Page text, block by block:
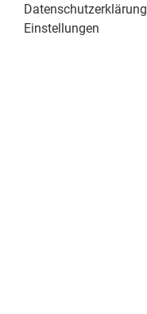
Datenschutzerklärung
Einstellungen